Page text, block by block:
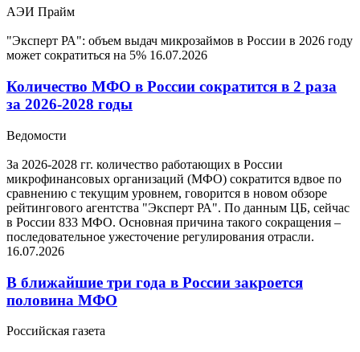
АЭИ Прайм
"Эксперт РА": объем выдач микрозаймов в России в 2026 году
может сократиться на 5% 16.07.2026
Количество МФО в России сократится в 2 раза
за 2026-2028 годы
Ведомости
За 2026-2028 гг. количество работающих в России
микрофинансовых организаций (МФО) сократится вдвое по
сравнению с текущим уровнем, говорится в новом обзоре
рейтингового агентства "Эксперт РА". По данным ЦБ, сейчас
в России 833 МФО. Основная причина такого сокращения –
последовательное ужесточение регулирования отрасли.
16.07.2026
В ближайшие три года в России закроется
половина МФО
Российская газета